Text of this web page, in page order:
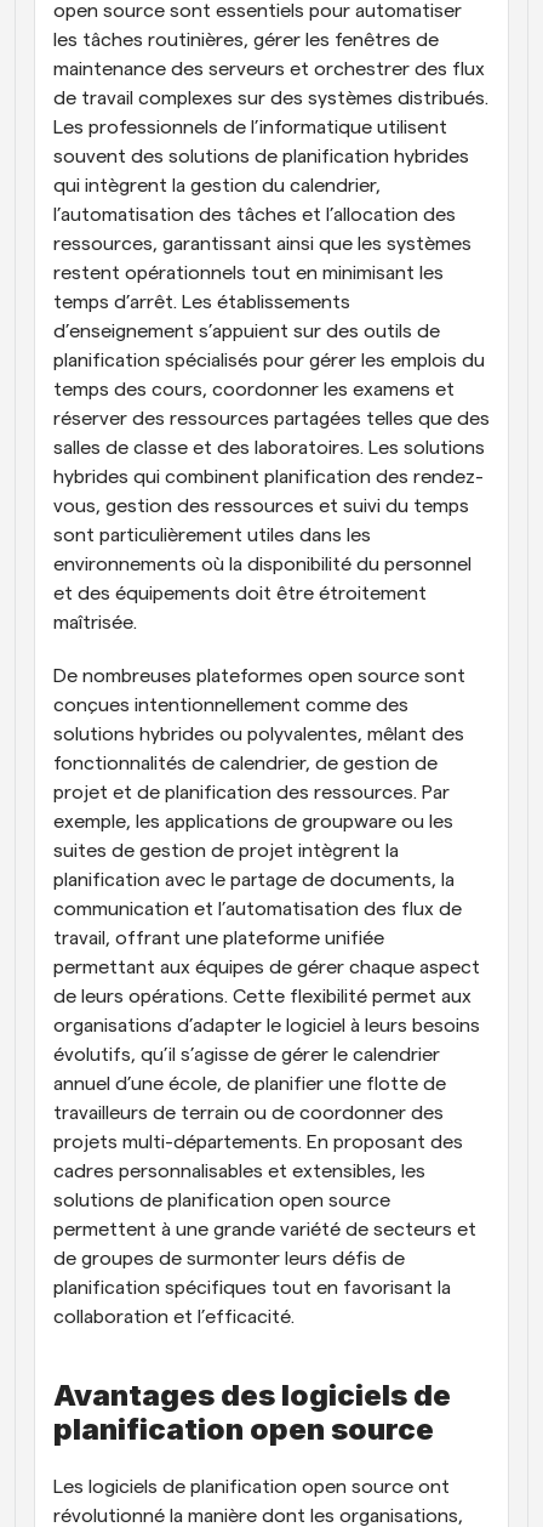
open source sont essentiels pour automatiser
les tâches routinières, gérer les fenêtres de
maintenance des serveurs et orchestrer des flux
de travail complexes sur des systèmes distribués.
Les professionnels de l’informatique utilisent
souvent des solutions de planification hybrides
qui intègrent la gestion du calendrier,
l’automatisation des tâches et l’allocation des
ressources, garantissant ainsi que les systèmes
restent opérationnels tout en minimisant les
temps d’arrêt. Les établissements
d’enseignement s’appuient sur des outils de
planification spécialisés pour gérer les emplois du
temps des cours, coordonner les examens et
réserver des ressources partagées telles que des
salles de classe et des laboratoires. Les solutions
hybrides qui combinent planification des rendez-
vous, gestion des ressources et suivi du temps
sont particulièrement utiles dans les
environnements où la disponibilité du personnel
et des équipements doit être étroitement
maîtrisée.
De nombreuses plateformes open source sont
conçues intentionnellement comme des
solutions hybrides ou polyvalentes, mêlant des
fonctionnalités de calendrier, de gestion de
projet et de planification des ressources. Par
exemple, les applications de groupware ou les
suites de gestion de projet intègrent la
planification avec le partage de documents, la
communication et l’automatisation des flux de
travail, offrant une plateforme unifiée
permettant aux équipes de gérer chaque aspect
de leurs opérations. Cette flexibilité permet aux
organisations d’adapter le logiciel à leurs besoins
évolutifs, qu’il s’agisse de gérer le calendrier
annuel d’une école, de planifier une flotte de
travailleurs de terrain ou de coordonner des
projets multi-départements. En proposant des
cadres personnalisables et extensibles, les
solutions de planification open source
permettent à une grande variété de secteurs et
de groupes de surmonter leurs défis de
planification spécifiques tout en favorisant la
collaboration et l’efficacité.
Avantages des logiciels de
planification open source
Les logiciels de planification open source ont
révolutionné la manière dont les organisations,